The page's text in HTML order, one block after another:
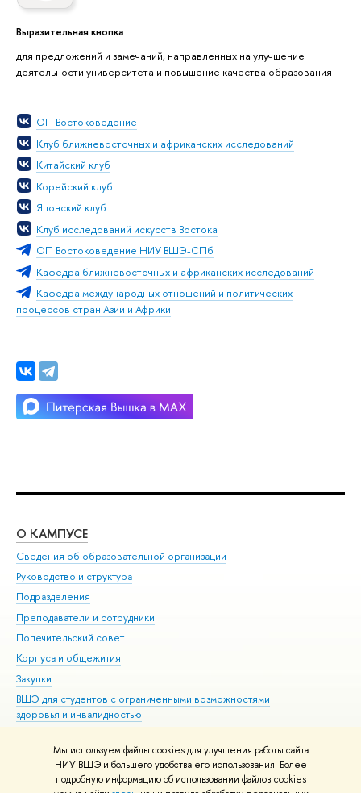
Мы используем файлы cookies для улучшения работы сайта
НИУ ВШЭ и большего удобства его использования. Более
подробную информацию об использовании файлов cookies
Выразительная кнопка
для предложений и замечаний, направленных на улучшение
деятельности университета и повышение качества образования
ОП Востоковедение
Клуб ближневосточных и африканских исследований
Китайский клуб
Корейский клуб
Японский клуб
Клуб исследований искусств Востока
ОП Востоковедение НИУ ВШЭ-СПб
Кафедра ближневосточных и африканских исследований
Кафедра международных отношений и политических
процессов стран Азии и Африки
О КАМПУСЕ
Сведения об образовательной организации
Руководство и структура
Подразделения
Преподаватели и сотрудники
Попечительский совет
Корпуса и общежития
Закупки
ВШЭ для студентов с ограниченными возможностями
здоровья и инвалидностью
Единая платежная страница